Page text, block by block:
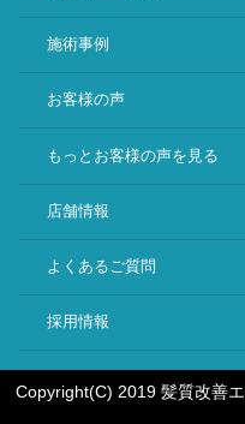
施術事例
お客様の声
もっとお客様の声を見る
店舗情報
よくあるご質問
採用情報
Copyright(C) 2019 髪質改善